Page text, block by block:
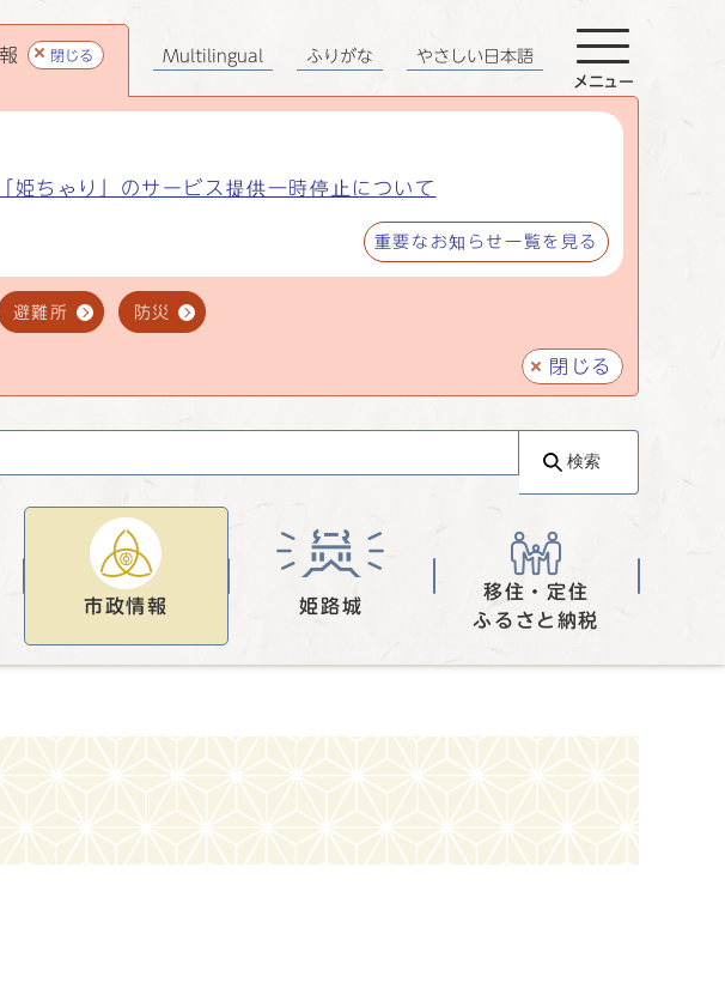
閉じる
姫ちゃり」のサービス提供一時停止について
重要なお知らせ一覧を見る
避難所 防災
閉じる
Multilingual ふりがな やさしい日本語
メニュー
検索
市政情報 姫路城
移住・定住
ふるさと納税